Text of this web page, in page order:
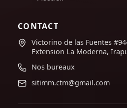
CONTACT
Victorino de las Fuentes
Extension La Moderna,
Nos bureaux
sitimm.ctm@gmail.com